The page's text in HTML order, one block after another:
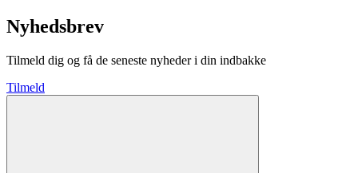
Nyhedsbrev
Tilmeld dig og få de seneste nyheder i din indbakke
Tilmeld